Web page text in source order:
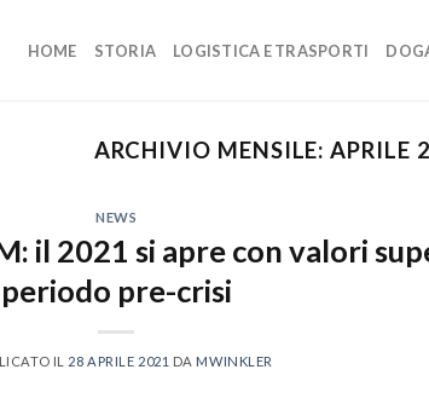
HOME STORIA LOGISTICA E TRASPORTI
ARCHIVIO MENSILE:APRILE
NEWS
il 2021 si apre con valori
periodo pre-crisi
IL 28 APRILE 2021 DA MWINKLER